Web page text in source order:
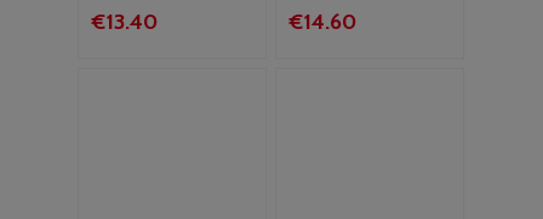
€13.40 €14.60